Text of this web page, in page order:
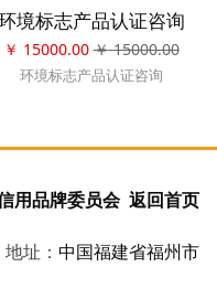
境标志产品认证咨询
￥ 15000.00 ￥ 15000.00
环境标志产品认证咨询
用品牌委员会 返回首页
地址： 中国福建省福州市